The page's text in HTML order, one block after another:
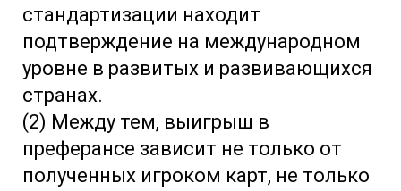
стандартизации находит
подтверждение на международном
уровне в развитых и развивающихся
странах.
(2) Между тем, выигрыш в
преферансе зависит не только от
полученных игроком карт, не только